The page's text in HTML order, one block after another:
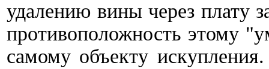
удалению вины через плату
противоположность этому
самому объекту